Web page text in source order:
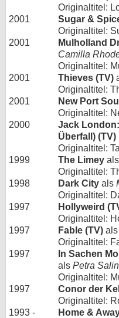
Originaltitel:
2001
Sugar &
Originaltitel:
2001
Mulholland
Camilla
Originaltitel:
2001
Thieves (TV)
Originaltitel:
2001
New Port
Originaltitel:
2000
Jack
Überfall) (TV)
Originaltitel:
1999
The Limey als
Originaltitel:
1998
Dark City als
Originaltitel:
1997
Hollyweird
Originaltitel:
1997
Fable (TV) als
Originaltitel:
1997
In Sachen
als Petra
Originaltitel:
1997
Conor der
Originaltitel:
1993 -
Home &